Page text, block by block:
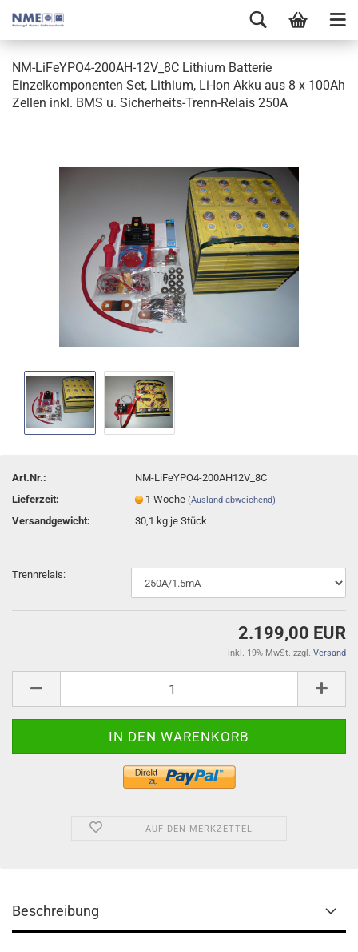
NM-LiFeYPO4-200AH-12V_8C Lithium Batterie
Einzelkomponenten Set, Lithium, Li-Ion Akku aus 8 x 100Ah
Zellen inkl. BMS u. Sicherheits-Trenn-Relais 250A
Art.Nr.:
NM-LiFeYPO4-200AH12V_8C
Lieferzeit:
1 Woche(Ausland abweichend)
Versandgewicht: 30,1 kg je Stück
Trennrelais:
2.199,00 EUR
inkl. 19% MwSt. zzgl. Versand
AUF DEN MERKZETTEL
Beschreibung